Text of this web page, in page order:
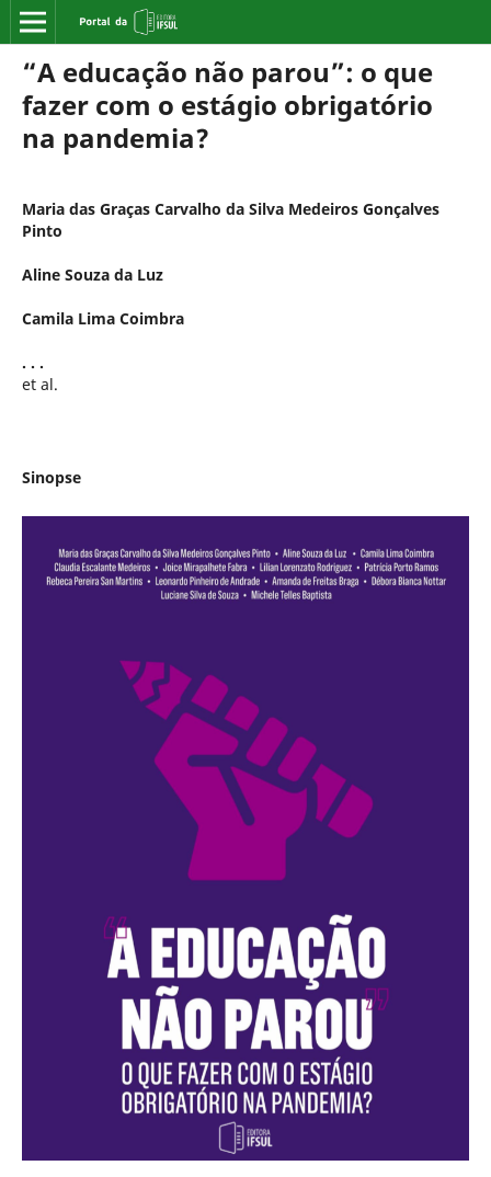
“A educação não parou”: o que
fazer com o estágio obrigatório
na pandemia?
Maria das Graças Carvalho da Silva Medeiros Gonçalves
Pinto
Aline Souza da Luz
Camila Lima Coimbra
. . .
et al.
Sinopse